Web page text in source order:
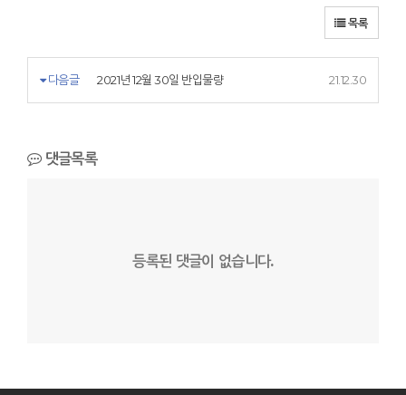
목록
다음글 2021년 12월 30일 반입물량 21.12.30
댓글목록
등록된 댓글이 없습니다.